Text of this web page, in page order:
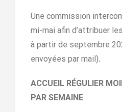
Une commission
mi-mai afin d’attribuer
à partir de septembre
envoyées par mail).
ACCUEIL RÉGULIER
PAR SEMAINE